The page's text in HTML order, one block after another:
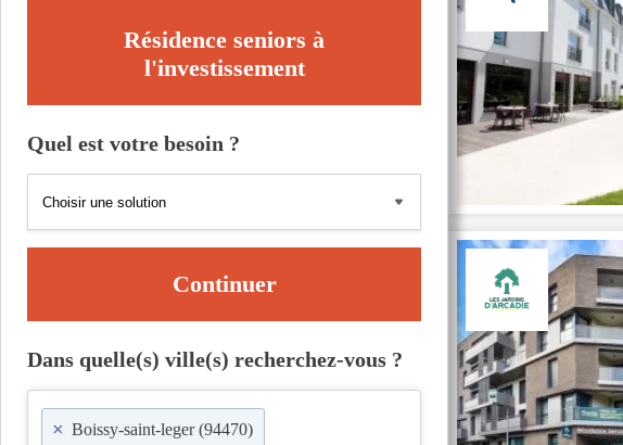
Résidence seniors à
l'investissement
Quel est votre besoin ?
Continuer
Dans quelle(s) ville(s) recherchez-vous ?
× Boissy-saint-leger (94470)